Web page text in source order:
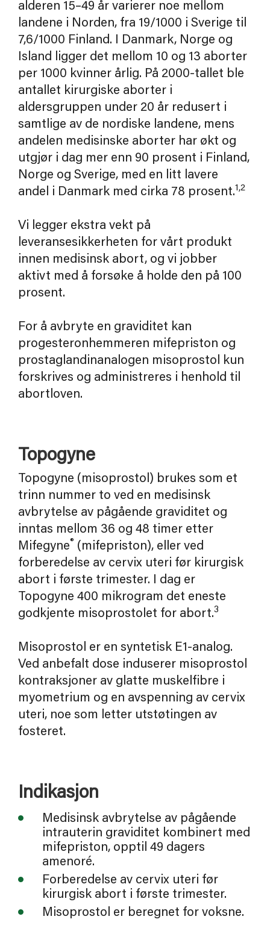
alderen 15–49 år varierer noe mellom
landene i Norden, fra 19/1000 i Sverige til
7,6/1000 Finland. I Danmark, Norge og
Island ligger det mellom 10 og 13 aborter
per 1000 kvinner årlig. På 2000-tallet ble
antallet kirurgiske aborter i
aldersgruppen under 20 år redusert i
samtlige av de nordiske landene, mens
andelen medisinske aborter har økt og
utgjør i dag mer enn 90 prosent i Finland,
Norge og Sverige, med en litt lavere
andel i Danmark med cirka 78 prosent.1,2
Vi legger ekstra vekt på
leveransesikkerheten for vårt produkt
innen medisinsk abort, og vi jobber
aktivt med å forsøke å holde den på 100
prosent.
For å avbryte en graviditet kan
progesteronhemmeren mifepriston og
prostaglandinanalogen misoprostol kun
forskrives og administreres i henhold til
abortloven.
Topogyne
Topogyne (misoprostol) brukes som et
trinn nummer to ved en medisinsk
avbrytelse av pågående graviditet og
inntas mellom 36 og 48 timer etter
Mifegyne® (mifepriston), eller ved
forberedelse av cervix uteri før kirurgisk
abort i første trimester. I dag er
Topogyne 400 mikrogram det eneste
godkjente misoprostolet for abort.3
Misoprostol er en syntetisk E1-analog.
Ved anbefalt dose induserer misoprostol
kontraksjoner av glatte muskelfibre i
myometrium og en avspenning av cervix
uteri, noe som letter utstøtingen av
fosteret.
Indikasjon
Medisinsk avbrytelse av pågående
intrauterin graviditet kombinert med
mifepriston, opptil 49 dagers
amenoré.
Forberedelse av cervix uteri før
kirurgisk abort i første trimester.
Misoprostol er beregnet for voksne.